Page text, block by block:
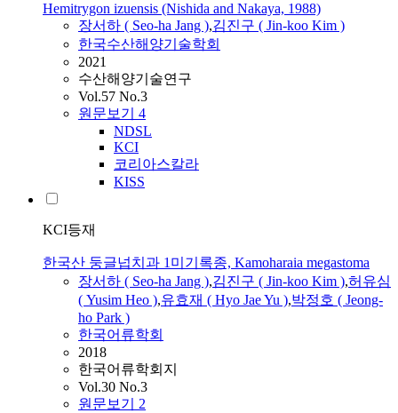
Hemitrygon izuensis (Nishida and Nakaya, 1988)
장서하 ( Seo-ha Jang ),김진구 ( Jin-koo Kim )
한국수산해양기술학회
2021
수산해양기술연구
Vol.57 No.3
원문보기 4
NDSL
KCI
코리아스칼라
KISS
KCI등재
한국산 둥글넙치과 1미기록종, Kamoharaia megastoma
장서하 ( Seo-ha Jang ),김진구 ( Jin-koo Kim ),허유심
( Yusim Heo ),유효재 ( Hyo Jae Yu ),박정호 ( Jeong-
ho Park )
한국어류학회
2018
한국어류학회지
Vol.30 No.3
원문보기 2